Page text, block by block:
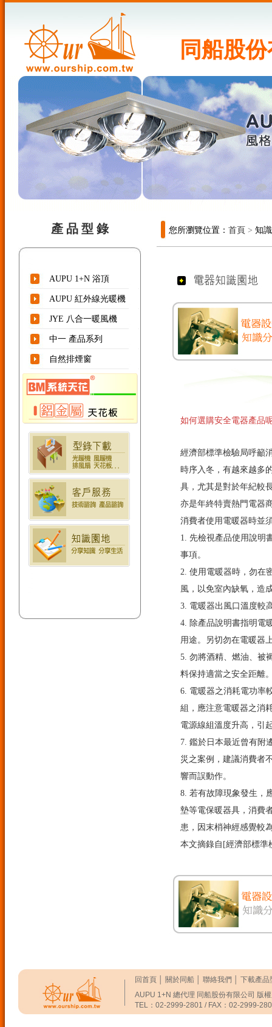
同船股
產 品 型 錄 您所瀏覽位置： 首頁 > 知
AUPU 1+N 浴頂
AUPU 紅外線光暖機
JYE 八合一暖風機
中一 產品系列
自然排煙窗
如何選購安全電器產品
經濟部標準檢驗局呼籲
時序入冬，有越來越多
具，尤其是對於年紀較
亦是年終特賣熱門電器
消費者使用電暖器時並
1. 先檢視產品使用說明
事項。
2. 使用電暖器時，勿在
風，以免室內缺氧，造
3. 電暖器出風口溫度較
4. 除產品說明書指明電
用途。另切勿在電暖器
5. 勿將酒精、燃油、被
料保持適當之安全距離
6. 電暖器之消耗電功率
組，應注意電暖器之消
電源線組溫度升高，引
7. 鑑於日本最近曾有附
災之案例，建議消費者
響而誤動作。
8. 若有故障現象發生，
墊等電保暖器具，消費
患，因末梢神經感覺較
本文摘錄自[經濟部標準
回首頁 關於同船 聯絡我們
下載產品
AUPU 1+N 總代理 同船股份有限公司 版
TEL：02-2999-2801 / FAX：02-2999-